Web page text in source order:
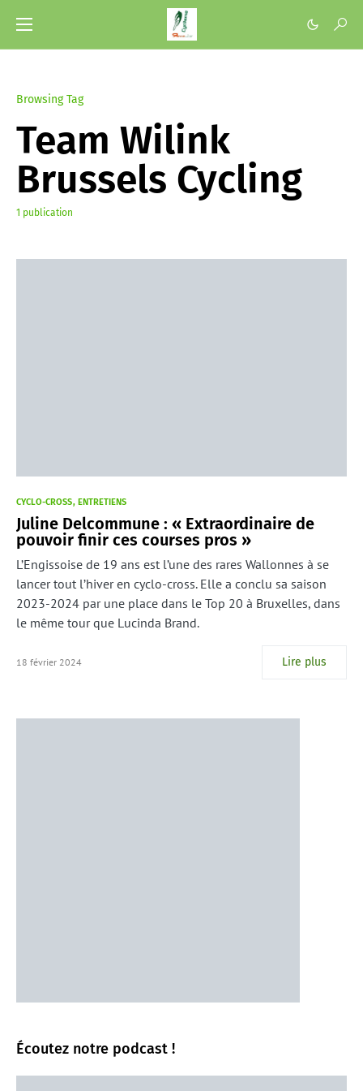
Browsing Tag
Team Wilink
Brussels Cycling
1 publication
CYCLO-CROSS ENTRETIENS
Juline Delcommune : « Extraordinaire de
pouvoir finir ces courses pros »
L’Engissoise de 19 ans est l’une des rares Wallonnes à se
lancer tout l’hiver en cyclo-cross. Elle a conclu sa saison
2023-2024 par une place dans le Top 20 à Bruxelles, dans
le même tour que Lucinda Brand.
18 février 2024 Lire plus
Écoutez notre podcast !